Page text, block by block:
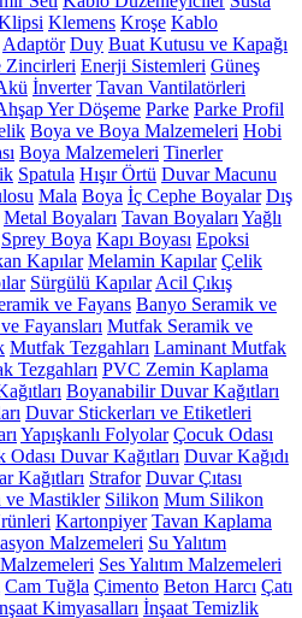
Klemens Kroşe Kablo
Adaptör Duy Buat Kutusu ve Kapağı
Zincirleri Enerji Sistemleri Güneş
İnverter Tavan Vantilatörleri
Yer Döşeme Parke Parke Profil
Boya ve Boya Malzemeleri Hobi
Boya Malzemeleri Tinerler
Spatula Hışır Örtü Duvar Macunu
Mala Boya İç Cephe Boyalar Dış
Metal Boyaları Tavan Boyaları Yağlı
Sprey Boya Kapı Boyası Epoksi
Kapılar Melamin Kapılar Çelik
Sürgülü Kapılar Acil Çıkış
ve Fayans Banyo Seramik ve
Fayansları Mutfak Seramik ve
Mutfak Tezgahları Laminant Mutfak
Tezgahları PVC Zemin Kaplama
Boyanabilir Duvar Kağıtları
Duvar Stickerları ve Etiketleri
Yapışkanlı Folyolar Çocuk Odası
Odası Duvar Kağıtları Duvar Kağıdı
Kağıtları Strafor Duvar Çıtası
ve Mastikler Silikon Mum Silikon
Kartonpiyer Tavan Kaplama
Malzemeleri Su Yalıtım
Malzemeleri Ses Yalıtım Malzemeleri
Cam Tuğla Çimento Beton Harcı Çatı
Kimyasalları İnşaat Temizlik